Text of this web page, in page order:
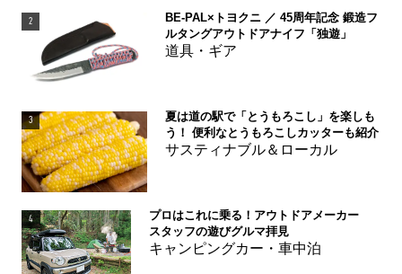
2
BE-PAL×トヨクニ ／ 45周年記念 鍛造フ
ルタングアウトドアナイフ「独遊」
道具・ギア
3
夏は道の駅で「とうもろこし」を楽しも
う！ 便利なとうもろこしカッターも紹介
サスティナブル＆ローカル
4
プロはこれに乗る！アウトドアメーカー
スタッフの遊びグルマ拝見
キャンピングカー・車中泊